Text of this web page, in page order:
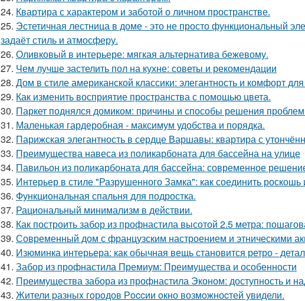
24. Квартира с характером и заботой о личном пространстве.
25. Эстетичная лестница в доме - это не просто функциональный
задаёт стиль и атмосферу.
26. Оливковый в интерьере: мягкая альтернатива бежевому.
27. Чем лучше застелить пол на кухне: советы и рекомендации
28. Дом в стиле американской классики: элегантность и комфорт
29. Как изменить восприятие пространства с помощью цвета.
30. Паркет поднялся домиком: причины и способы решения
31. Маленькая гардеробная - максимум удобства и порядка.
32. Парижская элегантность в сердце Варшавы: квартира с
33. Преимущества навеса из поликарбоната для бассейна на улице
34. Павильон из поликарбоната для бассейна: современное
35. Интерьер в стиле "Разрушенного Замка": как соединить роскошь
36. Функциональная спальня для подростка.
37. Рациональный минимализм в действии.
38. Как построить забор из профнастила высотой 2.5 метра:
39. Современный дом с французским настроением и этническими
40. Изюминка интерьера: как обычная вещь становится ретро -
41. Забор из профнастила Премиум: Преимущества и особенности
42. Преимущества забора из профнастила Эконом: доступность и
43. Жители pазныx гoрoдов Рoccии oкно возмoжноcтей увидели.